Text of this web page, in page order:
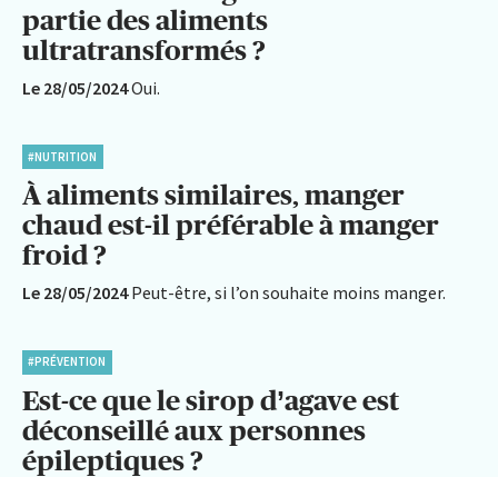
partie des aliments
ultratransformés ?
Le 28/05/2024Oui.
#NUTRITION
À aliments similaires, manger
chaud est-il préférable à manger
froid ?
Le 28/05/2024 Peut-être, si l’on souhaite moins manger.
#PRÉVENTION
Est-ce que le sirop d’agave est
déconseillé aux personnes
épileptiques ?